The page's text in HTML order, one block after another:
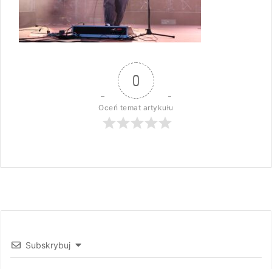
0
Oceń temat artykułu
Subskrybuj